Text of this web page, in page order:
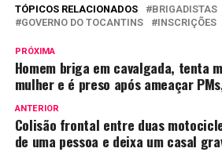
TÓPICOS RELACIONADOS
BRIGADISTAS
GOVERNO DO TOCANTINS
INSCRIÇÕES
PRÓXIMA
Homem briga em cavalgada, tenta
mulher e é preso após ameaçar
ANTERIOR
Colisão frontal entre duas
de uma pessoa e deixa um casal